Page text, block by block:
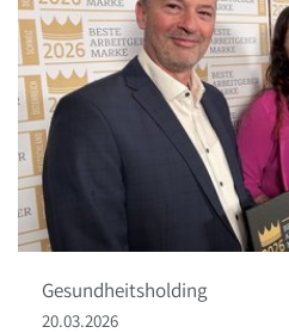
Gesundheitsholding
20.03.2026